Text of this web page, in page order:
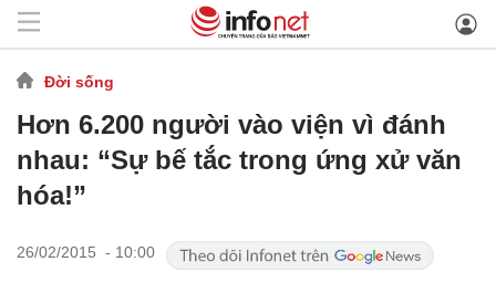
Đời sống
Hơn 6.200 người vào viện vì đánh
nhau: “Sự bế tắc trong ứng xử văn
hóa!”
26/02/2015 - 10:00